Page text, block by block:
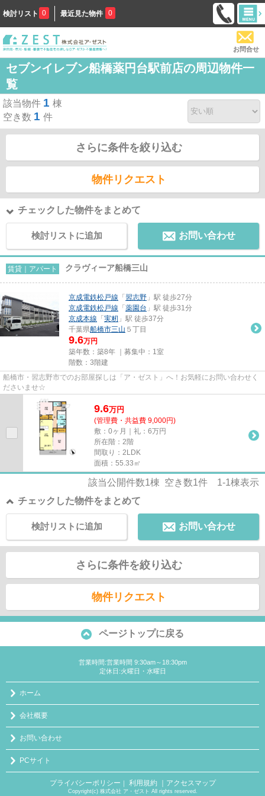
検討リスト 0 最近見た物件 0
お問合せ
セブンイレブン船橋薬円台駅前店の周辺物件一
覧
該当物件 1 棟
空き数 1 件
さらに条件を絞り込む
物件リクエスト
チェックした物件をまとめて
検討リストに追加 お問い合わせ
賃貸｜アパート クラヴィーア船橋三山
京成電鉄松戸線 「 習志野 」駅 徒歩27分
京成電鉄松戸線 「 薬園台 」駅 徒歩31分
京成本線 「 実籾 」駅 徒歩37分
千葉県船橋市三山 ５丁目
9.6万円
築年数：築8年 ｜募集中： 1室
階数：3階建
船橋市・習志野市でのお部屋探しは「ア・ゼスト」へ！お気軽にお問い合わせく
ださいませ☆
9.6万円
(管理費・共益費 9,000円)
敷：0ヶ月｜礼：6万円
所在階：2階
間取り：2LDK
面積：55.33㎡
該当公開件数1棟 空き数1件 1-1棟表示
チェックした物件をまとめて
お問い合わせ
検討リストに追加
さらに条件を絞り込む
物件リクエスト
ページトップに戻る
営業時間:営業時間 9:30am～18:30pm
定休日:火曜日・水曜日
ホーム
会社概要
お問い合わせ
PCサイト
プライバシーポリシー ｜ 利用規約 ｜アクセスマップ
Copyright(c) 株式会社 ア・ゼスト All rights reserved.